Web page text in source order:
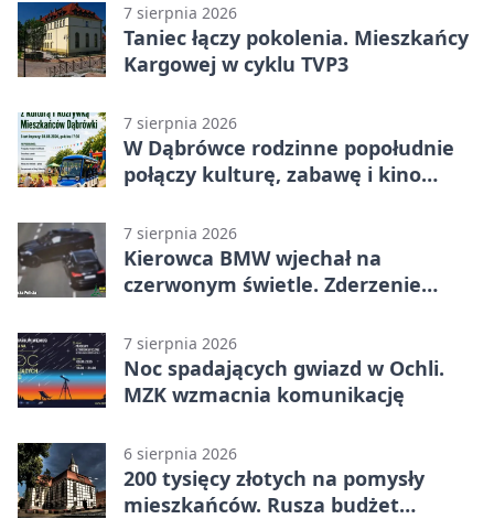
7 sierpnia 2026
Taniec łączy pokolenia. Mieszkańcy
Kargowej w cyklu TVP3
7 sierpnia 2026
W Dąbrówce rodzinne popołudnie
połączy kulturę, zabawę i kino
7 sierpnia 2026
Kierowca BMW wjechał na
czerwonym świetle. Zderzenie
7 sierpnia 2026
Noc spadających gwiazd w Ochli.
MZK wzmacnia komunikację
6 sierpnia 2026
200 tysięcy złotych na pomysły
mieszkańców. Rusza budżet